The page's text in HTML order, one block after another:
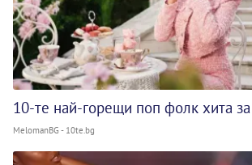
10-те най-горещи поп фолк хита
MelomanBG - 10te.bg